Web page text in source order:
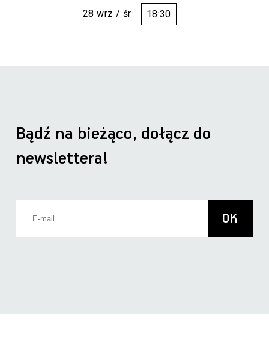
28 wrz / śr 18:30
Bądź na bieżąco, dołącz do
newslettera!